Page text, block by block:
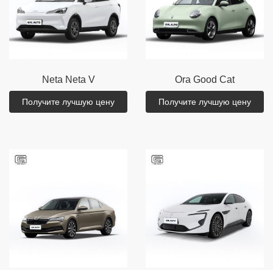
Neta Neta V
Получите лучшую цену
Ora Good Cat
Получите лучшую цену